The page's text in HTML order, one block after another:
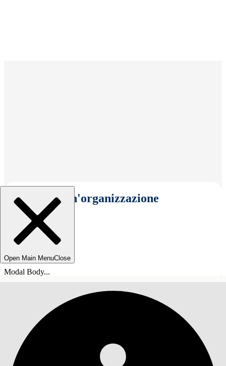
Seleziona un'organizzazione
Open Main MenuClose
Modal Body...